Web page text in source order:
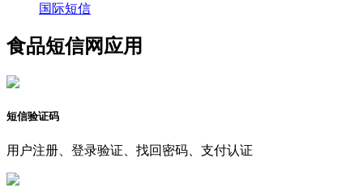
国际短信
食品短信网应用
短信验证码
用户注册、登录验证、找回密码、支付认证